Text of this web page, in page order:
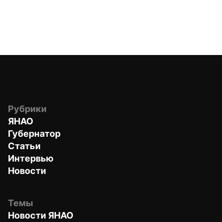
Рубрики
ЯНАО
Губернатор
Статьи
Интервью
Новости
Темы
Новости ЯНАО